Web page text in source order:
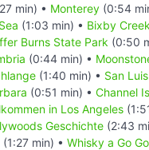
min) • Monterey (0:54
(1:03 min) • Bixby
Burns State Park (0:50
(0:44 min) •
(1:40 min) • San
(0:51 min) • Channel
in Los Angeles
Geschichte (2:43
(1:27 min) • Whisky a Go Go